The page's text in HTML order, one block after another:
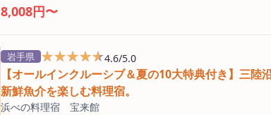
8,008円〜
岩手県 ★★★★★
★★★★★4.6/5.0
【オールインクルーシブ＆夏の10大特典付き】三陸
新鮮魚介を楽しむ料理宿。
浜べの料理宿 宝来館